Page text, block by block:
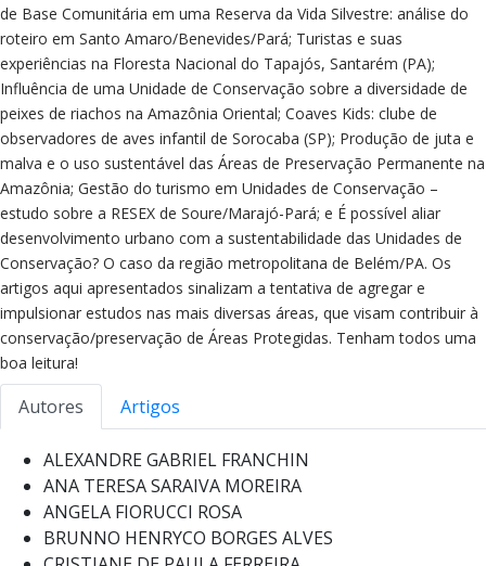
de Base Comunitária em uma Reserva da Vida Silvestre: análise do
roteiro em Santo Amaro/Benevides/Pará; Turistas e suas
experiências na Floresta Nacional do Tapajós, Santarém (PA);
Influência de uma Unidade de Conservação sobre a diversidade de
peixes de riachos na Amazônia Oriental; Coaves Kids: clube de
observadores de aves infantil de Sorocaba (SP); Produção de juta e
malva e o uso sustentável das Áreas de Preservação Permanente na
Amazônia; Gestão do turismo em Unidades de Conservação –
estudo sobre a RESEX de Soure/Marajó-Pará; e É possível aliar
desenvolvimento urbano com a sustentabilidade das Unidades de
Conservação? O caso da região metropolitana de Belém/PA. Os
artigos aqui apresentados sinalizam a tentativa de agregar e
impulsionar estudos nas mais diversas áreas, que visam contribuir à
conservação/preservação de Áreas Protegidas. Tenham todos uma
boa leitura!
Autores Artigos
ALEXANDRE GABRIEL FRANCHIN
ANA TERESA SARAIVA MOREIRA
ANGELA FIORUCCI ROSA
BRUNNO HENRYCO BORGES ALVES